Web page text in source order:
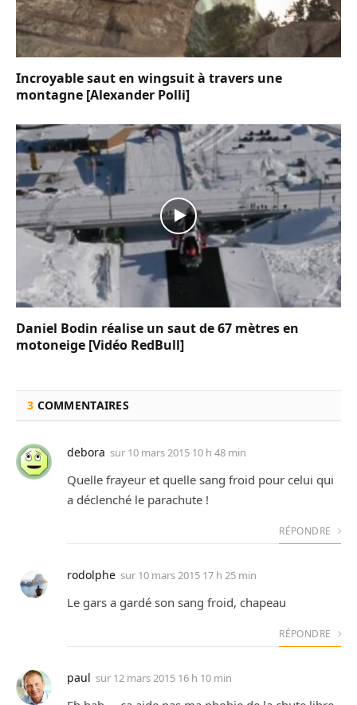
Incroyable saut en wingsuit à travers une
montagne [Alexander Polli]
Daniel Bodin réalise un saut de 67 mètres en
motoneige [Vidéo RedBull]
3 COMMENTAIRES
debora sur 10 mars 2015 10 h 48 min
Quelle frayeur et quelle sang froid pour celui qui
a déclenché le parachute !
RÉPONDRE
rodolphe sur 10 mars 2015 17 h 25 min
Le gars a gardé son sang froid, chapeau
RÉPONDRE
paul sur 12 mars 2015 16 h 10 min